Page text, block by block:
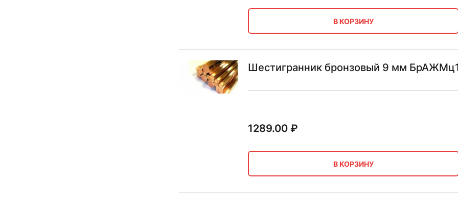
В КОРЗИНУ
Шестигранник бронзовый 9 мм
1289.00₽
В КОРЗИНУ